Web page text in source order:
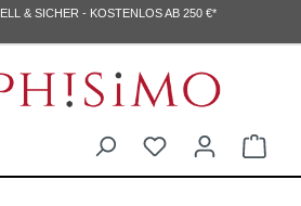
& SICHER - KOSTENLOS AB 250 €*